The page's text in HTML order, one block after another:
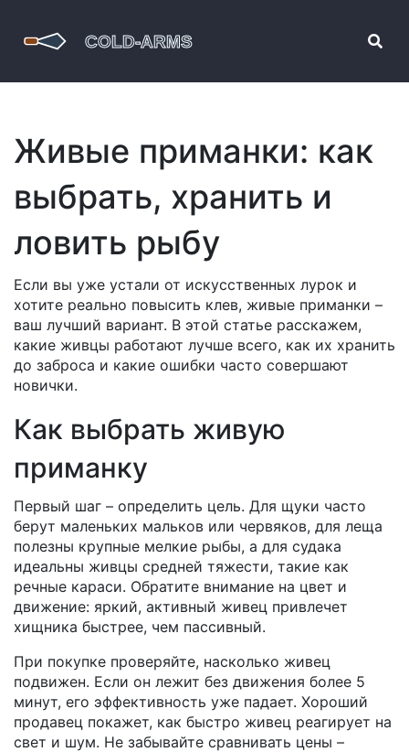
Живые приманки: как
выбрать, хранить и
ловить рыбу
Если вы уже устали от искусственных лурок и
хотите реально повысить клев, живые приманки –
ваш лучший вариант. В этой статье расскажем,
какие живцы работают лучше всего, как их хранить
до заброса и какие ошибки часто совершают
новички.
Как выбрать живую
приманку
Первый шаг – определить цель. Для щуки часто
берут маленьких мальков или червяков, для леща
полезны крупные мелкие рыбы, а для судака
идеальны живцы средней тяжести, такие как
речные караси. Обратите внимание на цвет и
движение: яркий, активный живец привлечет
хищника быстрее, чем пассивный.
При покупке проверяйте, насколько живец
подвижен. Если он лежит без движения более 5
минут, его эффективность уже падает. Хороший
продавец покажет, как быстро живец реагирует на
свет и шум. Не забывайте сравнивать цены –